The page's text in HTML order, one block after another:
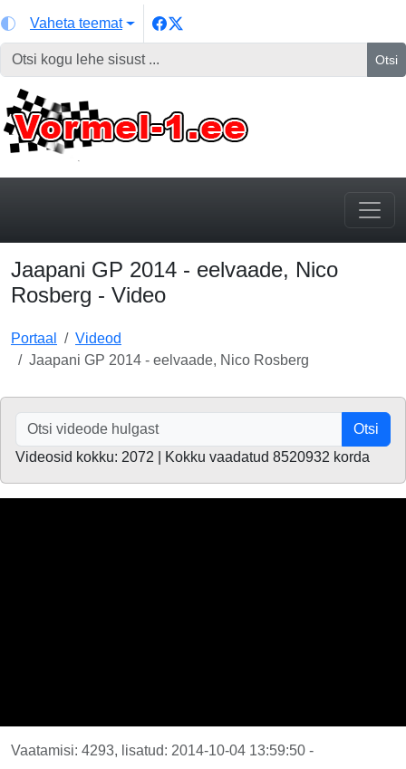
Vaheta teemat
Otsi
Jaapani GP 2014 - eelvaade, Nico
Rosberg - Video
Portaal
Videod
Jaapani GP 2014 - eelvaade, Nico Rosberg
Otsi
Videosid kokku: 2072 | Kokku vaadatud 8520932 korda
Vaatamisi: 4293, lisatud: 2014-10-04 13:59:50 -